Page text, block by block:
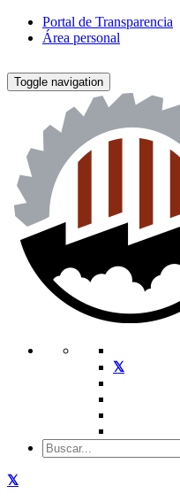
Portal de Transparencia
Área personal
Toggle navigation